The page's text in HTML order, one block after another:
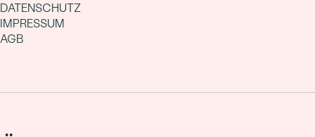
DATENSCHUTZ
IMPRESSUM
AGB